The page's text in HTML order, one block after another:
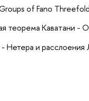
of Fano
Каватани -
Нетера и расслоения